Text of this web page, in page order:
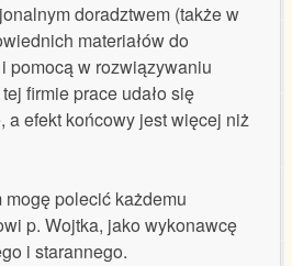
doradztwem (także w
materiałów do
pomocą w rozwiązywaniu
firmie prace udało się
a efekt końcowy jest więcej niż
polecić każdemu
p. Wojtka, jako wykonawcę
i starannego.